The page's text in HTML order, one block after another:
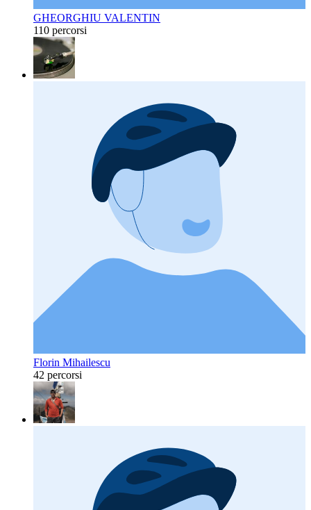
GHEORGHIU VALENTIN
110 percorsi
Florin Mihailescu
42 percorsi